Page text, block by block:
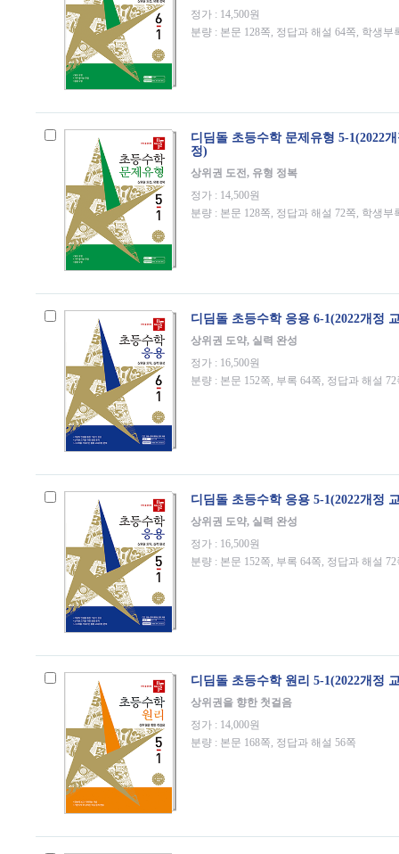
정가 : 14,500원
분량 : 본문 128쪽, 정답과 해설 64쪽, 학생부
디딤돌 초등수학 문제유형 5-1(2022
정)
상위권 도전, 유형 정복
정가 : 14,500원
분량 : 본문 128쪽, 정답과 해설 72쪽, 학생부
디딤돌 초등수학 응용 6-1(2022개정
상위권 도약, 실력 완성
정가 : 16,500원
분량 : 본문 152쪽, 부록 64쪽, 정답과 해설 72
디딤돌 초등수학 응용 5-1(2022개정
상위권 도약, 실력 완성
정가 : 16,500원
분량 : 본문 152쪽, 부록 64쪽, 정답과 해설 72
디딤돌 초등수학 원리 5-1(2022개정
상위권을 향한 첫걸음
정가 : 14,000원
분량 : 본문 168쪽, 정답과 해설 56쪽